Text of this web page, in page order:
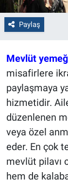
Paylaş
Mevlüt
misafirlere
paylaşmaya
hizmetidir.
düzenlenen
veya özel
eder. En çok
mevlüt pilavı
hem de
Gezi
Genel
Çevre
Magazin
Bilim ve